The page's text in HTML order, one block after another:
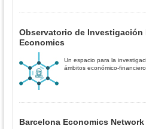
Observatorio de Investigación
Economics
Un espacio para la
ámbitos económico-financiero
Barcelona Economics Network